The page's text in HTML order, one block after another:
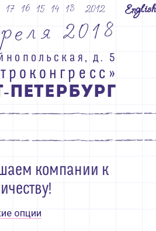
17 16 15 14 13 2012 English
реля 2018
н о п ол ь с к а я , д. 5
т р о к о н г р е с с »
-ПЕТЕРБУРГ
компании к
опции